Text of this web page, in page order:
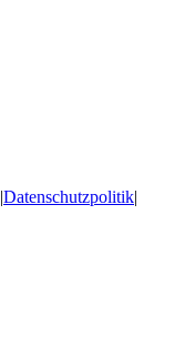
|Datenschutzpolitik|